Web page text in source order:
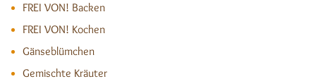
FREI VON! Backen
FREI VON! Kochen
Gänseblümchen
Gemischte Kräuter